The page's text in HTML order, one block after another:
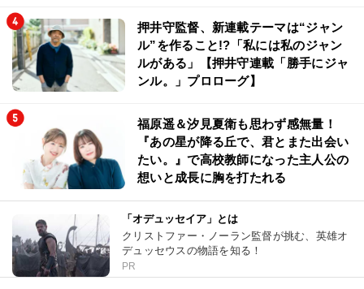
押井守監督、新連載テーマは“ジャン
ル”を作ること!?「私には私のジャン
ルがある」【押井守連載「勝手にジャ
ンル。」プロローグ】
福原遥＆汐見夏衛も思わず感無量！
『あの星が降る丘で、君とまた出会い
たい。』で高校教師になった主人公の
想いと成長に胸を打たれる
「オデュッセイア」とは
クリストファー・ノーラン監督が挑む、英雄オ
デュッセウスの物語を知る！
PR